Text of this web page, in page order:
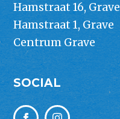
Hamstraat 16, Grave
Hamstraat 1, Grave
Centrum Grave
SOCIAL